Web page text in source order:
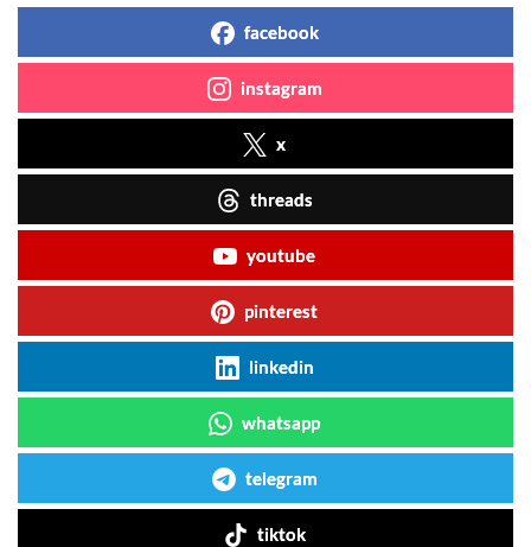
facebook
instagram
x
threads
youtube
pinterest
linkedin
whatsapp
telegram
tiktok